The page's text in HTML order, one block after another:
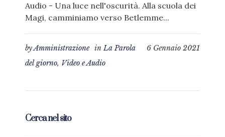
Audio - Una luce nell'oscurità. Alla scuola dei
Magi, camminiamo verso Betlemme...
6 Gennaio 2021
byAmministrazione inLa Parola
del giorno, Video e Audio
Cerca nel sito